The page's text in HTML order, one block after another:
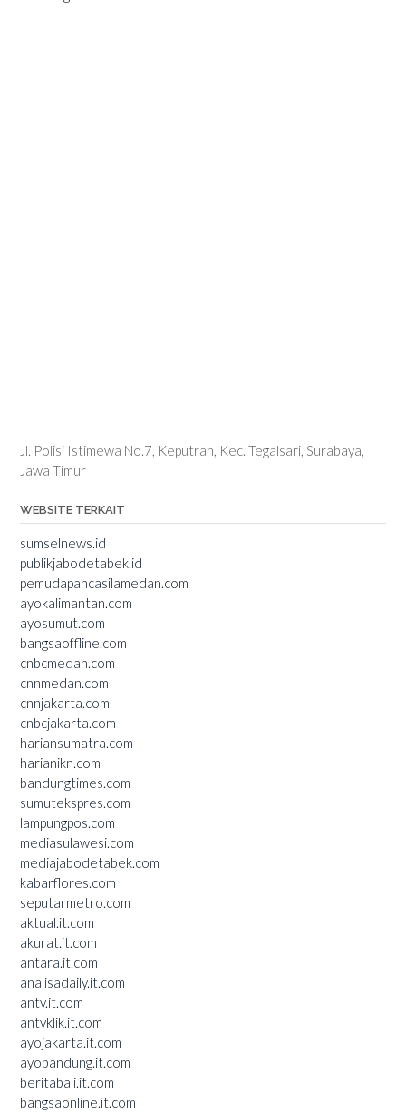
Jl. Polisi Istimewa No.7, Keputran, Kec. Tegalsari, Surabaya,
Jawa Timur
WEBSITE TERKAIT
sumselnews.id
publikjabodetabek.id
pemudapancasilamedan.com
ayokalimantan.com
ayosumut.com
bangsaoffline.com
cnbcmedan.com
cnnmedan.com
cnnjakarta.com
cnbcjakarta.com
hariansumatra.com
harianikn.com
bandungtimes.com
sumutekspres.com
lampungpos.com
mediasulawesi.com
mediajabodetabek.com
kabarflores.com
seputarmetro.com
aktual.it.com
akurat.it.com
antara.it.com
analisadaily.it.com
antv.it.com
antvklik.it.com
ayojakarta.it.com
ayobandung.it.com
beritabali.it.com
bangsaonline.it.com